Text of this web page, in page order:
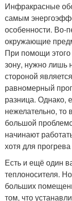
Инфракрасные
самым
особенности. Во-
окружающие
При помощи
зону, нужно лишь
стороной
равномерный
разница. Однако,
нежелательно, то
большой
начинают
хотя для
Есть и ещё один
теплоносителя.
больших
том, что